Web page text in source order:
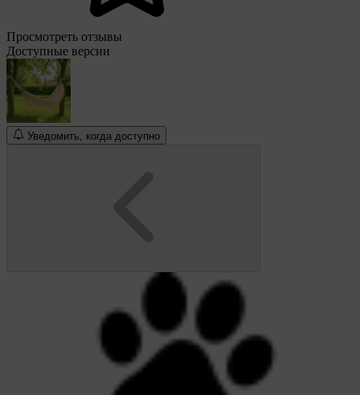
Просмотреть отзывы
Доступные версии
Уведомить, когда доступно